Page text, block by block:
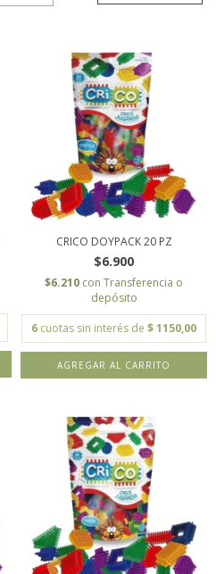
CRICO DOYPACK 20 PZ
$6.900
$6.210 con Transferencia o
depósito
6 cuotas sin interés de $ 1150,00